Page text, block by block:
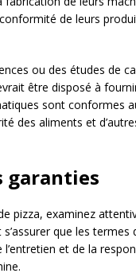
de leurs
ou des études de
être disposé à
sont conformes
des aliments et
garanties
pizza, examinez
que les
et de la